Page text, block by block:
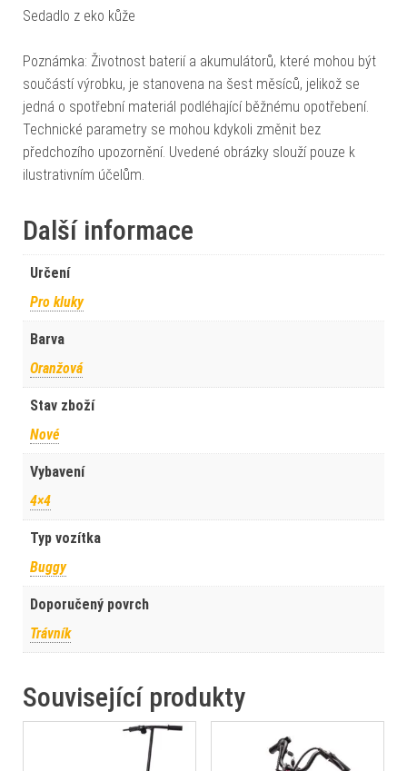
Sedadlo z eko kůže
Poznámka: Životnost baterií a akumulátorů, které mohou být
součástí výrobku, je stanovena na šest měsíců, jelikož se
jedná o spotřební materiál podléhající běžnému opotřebení.
Technické parametry se mohou kdykoli změnit bez
předchozího upozornění. Uvedené obrázky slouží pouze k
ilustrativním účelům.
Další informace
Určení
Pro kluky
Barva
Oranžová
Stav zboží
Nové
Vybavení
4×4
Typ vozítka
Buggy
Doporučený povrch
Trávník
Související produkty